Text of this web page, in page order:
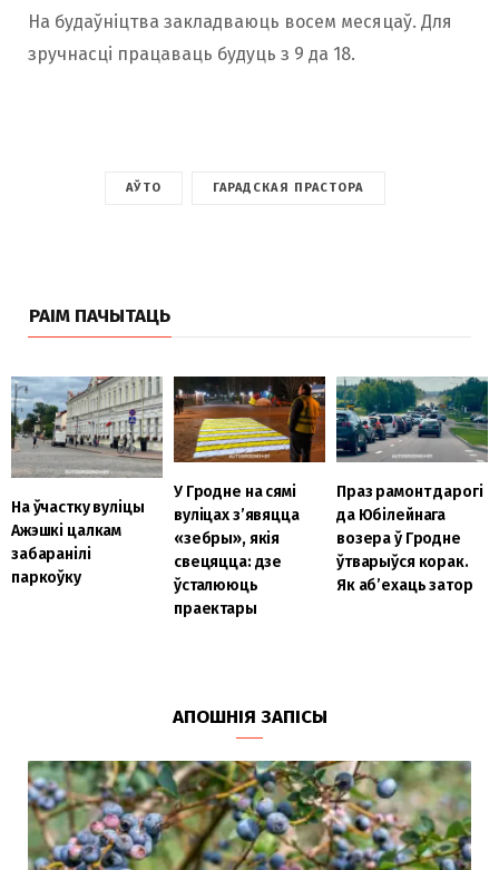
На будаўніцтва закладваюць восем месяцаў. Для
зручнасці працаваць будуць з 9 да 18.
АЎТО ГАРАДСКАЯ ПРАСТОРА
РАІМ ПАЧЫТАЦЬ
На ўчастку вуліцы
Ажэшкі цалкам
забаранілі
паркоўку
У Гродне на сямі
вуліцах з’явяцца
«зебры», якія
свецяцца: дзе
ўсталююць
праектары
Праз рамонт дарогі
да Юбілейнага
возера ў Гродне
ўтварыўся корак.
Як аб’ехаць затор
АПОШНІЯ ЗАПІСЫ